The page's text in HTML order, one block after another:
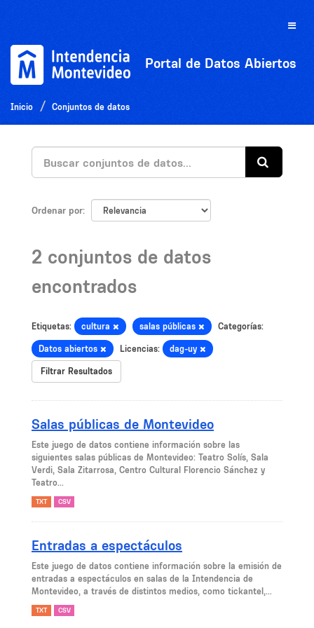
Toggle
Portal de Datos Abiertos
Inicio Conjuntos de datos
Ordenar por
2 conjuntos de datos
encontrados
Etiquetas: cultura salas públicas Categorías:
Datos abiertos Licencias: dag-uy
Filtrar Resultados
Salas públicas de Montevideo
Este juego de datos contiene información sobre las
siguientes salas públicas de Montevideo: Teatro Solís, Sala
Verdi, Sala Zitarrosa, Centro Cultural Florencio Sánchez y
Teatro...
TXT CSV
Entradas a espectáculos
Este juego de datos contiene información sobre la emisión de
entradas a espectáculos en salas de la Intendencia de
Montevideo, a través de distintos medios, como tickantel,...
TXT CSV